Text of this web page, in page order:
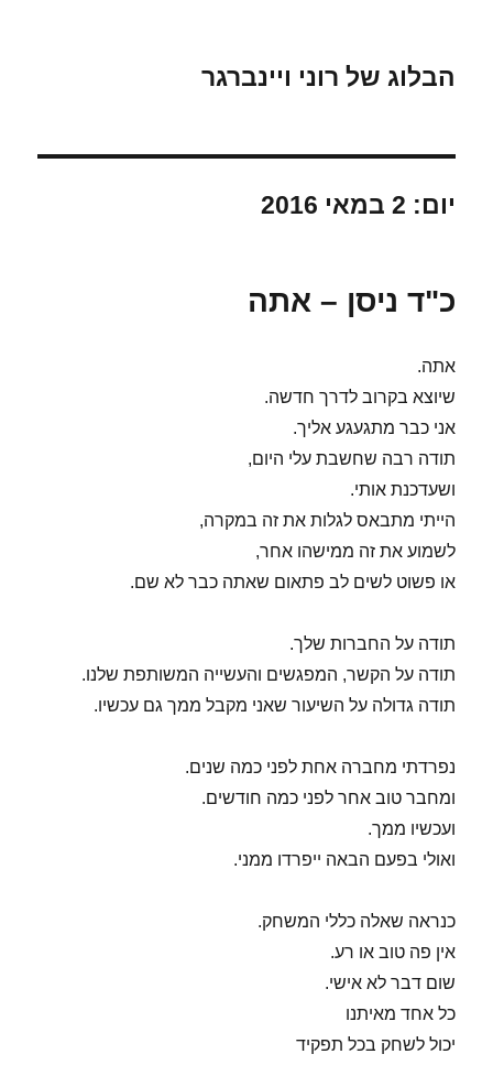
הבלוג של רוני ויינברגר
יום: 2 במאי 2016
כ"ד ניסן – אתה
אתה.
שיוצא בקרוב לדרך חדשה.
אני כבר מתגעגע אליך.
תודה רבה שחשבת עלי היום,
ושעדכנת אותי.
הייתי מתבאס לגלות את זה במקרה,
לשמוע את זה ממישהו אחר,
או פשוט לשים לב פתאום שאתה כבר לא שם.
תודה על החברות שלך.
תודה על הקשר, המפגשים והעשייה המשותפת שלנו.
תודה גדולה על השיעור שאני מקבל ממך גם עכשיו.
נפרדתי מחברה אחת לפני כמה שנים.
ומחבר טוב אחר לפני כמה חודשים.
ועכשיו ממך.
ואולי בפעם הבאה ייפרדו ממני.
כנראה שאלה כללי המשחק.
אין פה טוב או רע.
שום דבר לא אישי.
כל אחד מאיתנו
יכול לשחק בכל תפקיד